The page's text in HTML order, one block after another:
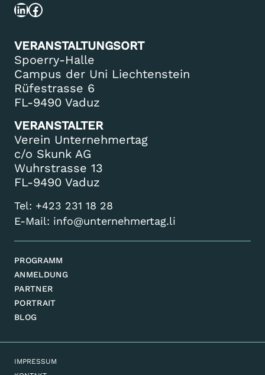
LinkedIn
Facebook
VERANSTALTUNGSORT
Spoerry-Halle
Campus der Uni Liechtenstein
Rüfestrasse 6
FL-9490 Vaduz
VERANSTALTER
Verein Unternehmertag
c/o Skunk AG
Wuhrstrasse 13
FL-9490 Vaduz
Tel: +423 231 18 28
E-Mail: info@unternehmertag.li
PROGRAMM
ANMELDUNG
PARTNER
PORTRAIT
BLOG
IMPRESSUM